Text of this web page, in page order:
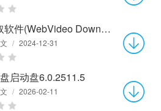
网页视频抓取软件(WebVideo Downloader)2.1.8.1 中文免费版
/ 2024-12-31
启动盘6.0.2511.5
/ 2026-02-11